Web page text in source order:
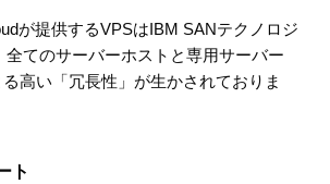
が提供するVPSはIBM SANテクノロジ
全てのサーバーホストと専用サーバー
高い「冗長性」が生かされておりま
ト